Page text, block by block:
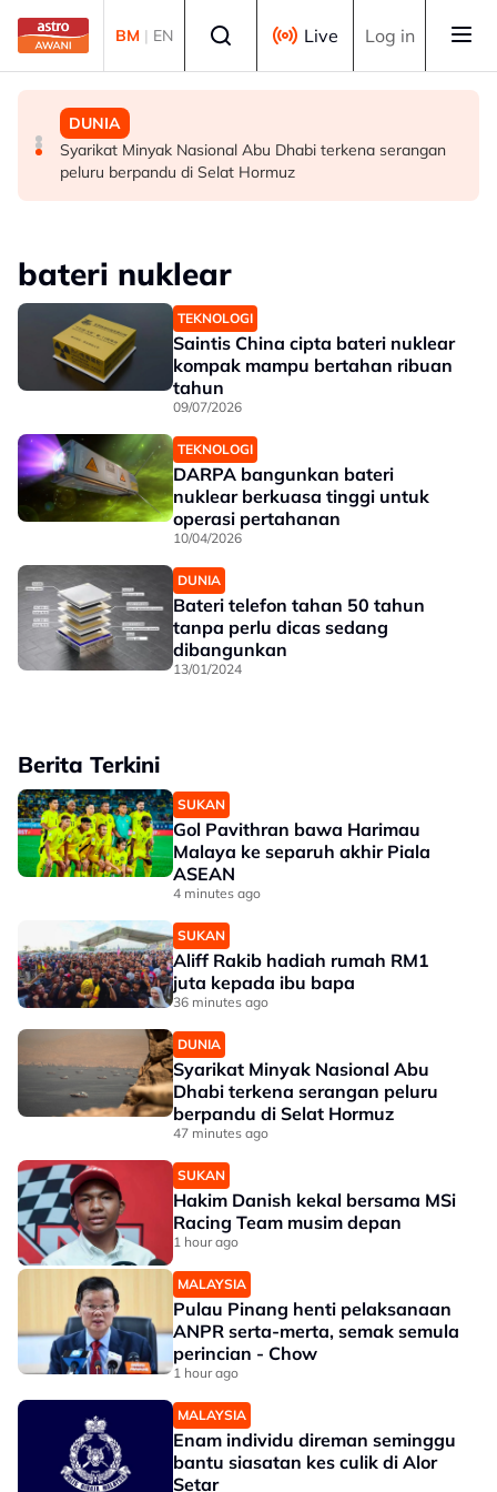
Skip to main content
BM | EN Live Log in
SUKAN
Gol Pavithran bawa Harimau Malaya ke separuh akhir
Piala ASEAN
SUKAN
Aliff Rakib hadiah rumah RM1 juta kepada ibu bapa
DUNIA
Syarikat Minyak Nasional Abu Dhabi terkena serangan
peluru berpandu di Selat Hormuz
bateri nuklear
TEKNOLOGI
Saintis China cipta bateri nuklear
kompak mampu bertahan ribuan
tahun
09/07/2026
TEKNOLOGI
DARPA bangunkan bateri
nuklear berkuasa tinggi untuk
operasi pertahanan
10/04/2026
DUNIA
Bateri telefon tahan 50 tahun
tanpa perlu dicas sedang
dibangunkan
13/01/2024
Berita Terkini
SUKAN
Gol Pavithran bawa Harimau
Malaya ke separuh akhir Piala
ASEAN
4 minutes ago
SUKAN
Aliff Rakib hadiah rumah RM1
juta kepada ibu bapa
36 minutes ago
DUNIA
Syarikat Minyak Nasional Abu
Dhabi terkena serangan peluru
berpandu di Selat Hormuz
47 minutes ago
SUKAN
Hakim Danish kekal bersama MSi
Racing Team musim depan
1 hour ago
MALAYSIA
Pulau Pinang henti pelaksanaan
ANPR serta-merta, semak semula
perincian - Chow
1 hour ago
MALAYSIA
Enam individu direman seminggu
bantu siasatan kes culik di Alor
Setar